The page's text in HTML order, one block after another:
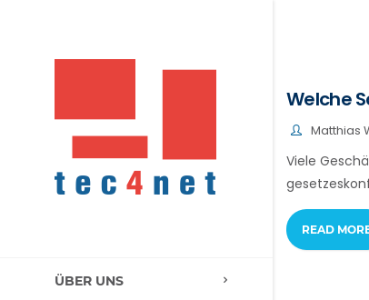
ÜBER UNS
Welche
Matthias
Viele
READ